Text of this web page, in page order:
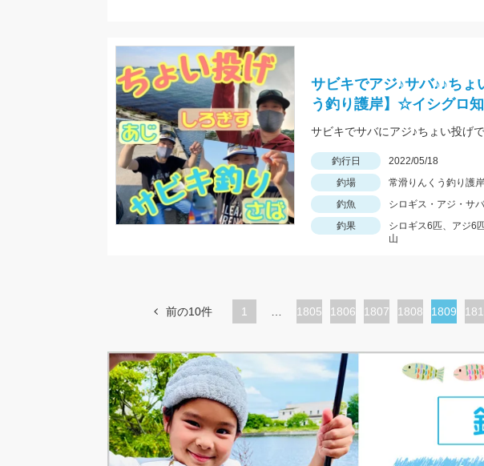
サビキでアジ♪サバ♪♪ち
う釣り護岸】☆イシグロ
釣行日 2022/05/18
釣場
常滑りんくう釣り護岸
釣魚
シロギス・アジ・サバ
釣果
シロギス6匹、アジ6
山
前の10件 1
ペ
1805
ペ
ジ
1806
ペ
1807
ペ
1808
カ
ト
ジ
1809
ペ